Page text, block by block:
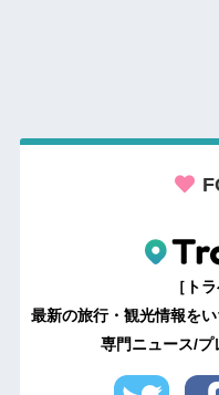
［ト
最新の旅行・観光情報を
専門ニュース/プ